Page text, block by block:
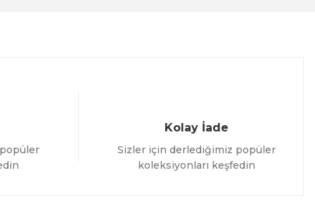
Kolay İade
Sizler için derlediğimiz popüler
koleksiyonları keşfedin